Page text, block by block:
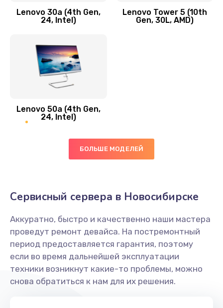
Заказать
450 руб.
Ремонт цепей питания платы
400 руб.
Заказать
Замена слухового динамика
350 руб.
Lenovo 30a (4th Gen,
24, Intel)
Lenovo Tower 5 (10th
Gen, 30L, AMD)
Lenovo 50a (4th Gen,
24, Intel)
БОЛЬШЕ МОДЕЛЕЙ
Сервисный сервера в Новосибирске
Аккуратно, быстро и качественно наши мастера
проведут ремонт девайса. На постремонтный
период предоставляется гарантия, поэтому
если во время дальнейшей эксплуатации
техники возникнут какие-то проблемы, можно
снова обратиться к нам для их решения.